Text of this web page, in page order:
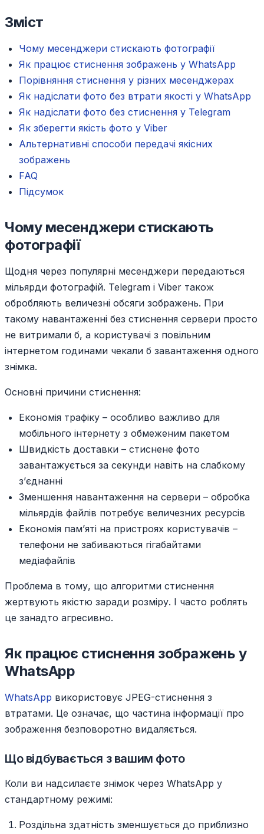
Зміст
Чому месенджери стискають фотографії
Як працює стиснення зображень у WhatsApp
Порівняння стиснення у різних месенджерах
Як надіслати фото без втрати якості у WhatsApp
Як надіслати фото без стиснення у Telegram
Як зберегти якість фото у Viber
Альтернативні способи передачі якісних
зображень
FAQ
Підсумок
Чому месенджери стискають
фотографії
Щодня через популярні месенджери передаються
мільярди фотографій. Telegram і Viber також
обробляють величезні обсяги зображень. При
такому навантаженні без стиснення сервери просто
не витримали б, а користувачі з повільним
інтернетом годинами чекали б завантаження одного
знімка.
Основні причини стиснення:
Економія трафіку – особливо важливо для
мобільного інтернету з обмеженим пакетом
Швидкість доставки – стиснене фото
завантажується за секунди навіть на слабкому
з’єднанні
Зменшення навантаження на сервери – обробка
мільярдів файлів потребує величезних ресурсів
Економія пам’яті на пристроях користувачів –
телефони не забиваються гігабайтами
медіафайлів
Проблема в тому, що алгоритми стиснення
жертвують якістю заради розміру. І часто роблять
це занадто агресивно.
Як працює стиснення зображень у
WhatsApp
WhatsApp використовує JPEG-стиснення з
втратами. Це означає, що частина інформації про
зображення безповоротно видаляється.
Що відбувається з вашим фото
Коли ви надсилаєте знімок через WhatsApp у
стандартному режимі:
Роздільна здатність зменшується до приблизно